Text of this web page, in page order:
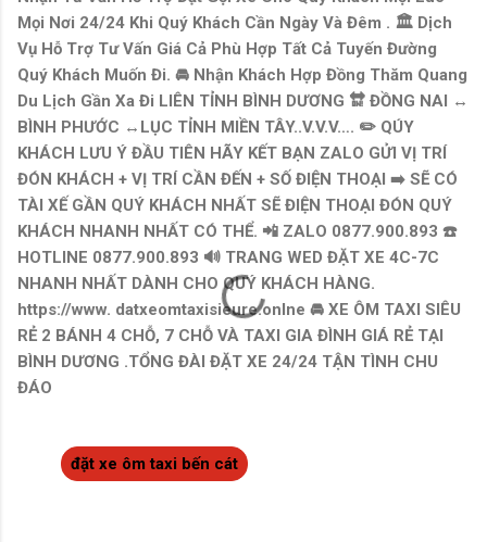
Mọi Nơi 24/24 Khi Quý Khách Cần Ngày Và Đêm . 🏛 Dịch
Vụ Hỗ Trợ Tư Vấn Giá Cả Phù Hợp Tất Cả Tuyến Đường
Quý Khách Muốn Đi. 🚘 Nhận Khách Hợp Đồng Thăm Quang
Du Lịch Gần Xa Đi LIÊN TỈNH BÌNH DƯƠNG 🔛 ĐỒNG NAI ↔️
BÌNH PHƯỚC ↔️LỤC TỈNH MIỀN TÂY..V.V.V…. ✏️ QÚY
KHÁCH LƯU Ý ĐẦU TIÊN HÃY KẾT BẠN ZALO GỬI VỊ TRÍ
ĐÓN KHÁCH + VỊ TRÍ CẦN ĐẾN + SỐ ĐIỆN THOẠI ➡️ SẼ CÓ
TÀI XẾ GẦN QUÝ KHÁCH NHẤT SẼ ĐIỆN THOẠI ĐÓN QUÝ
KHÁCH NHANH NHẤT CÓ THỂ. 📲 ZALO 0877.900.893 ☎️
HOTLINE 0877.900.893 🔊 TRANG WED ĐẶT XE 4C-7C
NHANH NHẤT DÀNH CHO QUÝ KHÁCH HÀNG.
https://www. datxeomtaxisieure.onlne 🚘 XE ÔM TAXI SIÊU
RẺ 2 BÁNH 4 CHỖ, 7 CHỖ VÀ TAXI GIA ĐÌNH GIÁ RẺ TẠI
BÌNH DƯƠNG .TỔNG ĐÀI ĐẶT XE 24/24 TẬN TÌNH CHU
ĐÁO
đặt xe ôm taxi bến cát